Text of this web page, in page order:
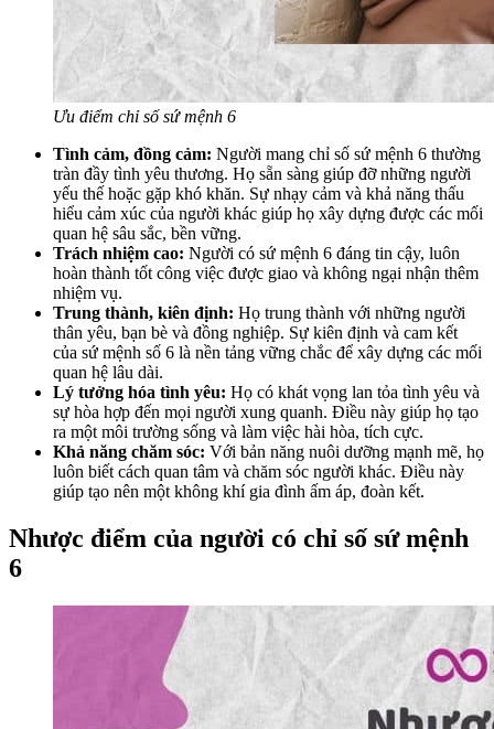
Ưu điểm chỉ số sứ mệnh 6
Tình cảm, đồng cảm: Người mang chỉ số sứ mệnh 6 thường
tràn đầy tình yêu thương. Họ sẵn sàng giúp đỡ những người
yếu thế hoặc gặp khó khăn. Sự nhạy cảm và khả năng thấu
hiểu cảm xúc của người khác giúp họ xây dựng được các mối
quan hệ sâu sắc, bền vững.
Trách nhiệm cao: Người có sứ mệnh 6 đáng tin cậy, luôn
hoàn thành tốt công việc được giao và không ngại nhận thêm
nhiệm vụ.
Trung thành, kiên định: Họ trung thành với những người
thân yêu, bạn bè và đồng nghiệp. Sự kiên định và cam kết
của sứ mệnh số 6 là nền tảng vững chắc để xây dựng các mối
quan hệ lâu dài.
Lý tưởng hóa tình yêu: Họ có khát vọng lan tỏa tình yêu và
sự hòa hợp đến mọi người xung quanh. Điều này giúp họ tạo
ra một môi trường sống và làm việc hài hòa, tích cực.
Khả năng chăm sóc: Với bản năng nuôi dưỡng mạnh mẽ, họ
luôn biết cách quan tâm và chăm sóc người khác. Điều này
giúp tạo nên một không khí gia đình ấm áp, đoàn kết.
Nhược điểm của người có chỉ số sứ mệnh
6